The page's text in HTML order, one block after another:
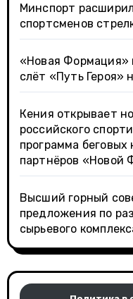
Минспорт
спортсменов
«Новая Формация»
слёт «Путь Героя»
Кения открывает
российского
программа
партнёров «Новой
Высший горный
предложения по
сырьевого